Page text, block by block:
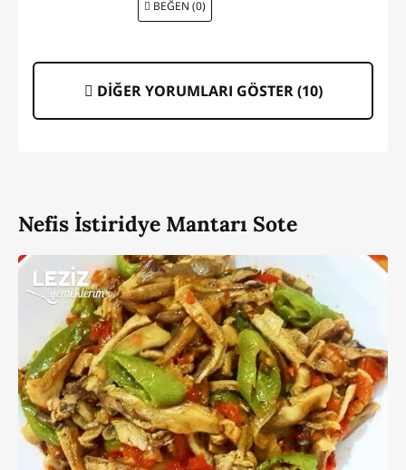
BEĞEN (0)
DİĞER YORUMLARI GÖSTER (10)
Nefis İstiridye Mantarı Sote